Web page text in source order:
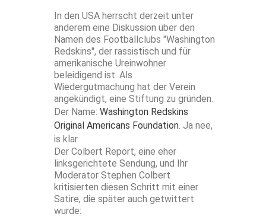
In den USA herrscht derzeit unter
anderem eine Diskussion über den
Namen des Footballclubs "Washington
Redskins", der rassistisch und für
amerikanische Ureinwohner
beleidigend ist. Als
Wiedergutmachung hat der Verein
angekündigt, eine Stiftung zu gründen.
Der Name: Washington Redskins
Original Americans Foundation . Ja nee,
is klar.
Der Colbert Report, eine eher
linksgerichtete Sendung, und Ihr
Moderator Stephen Colbert
kritisierten diesen Schritt mit einer
Satire, die später auch getwittert
wurde: